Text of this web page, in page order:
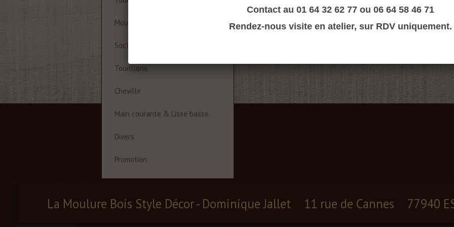
Moulures à cadre
Socles
Tourillons
Cheville
Main courante & Lisse basse
Divers
Promotion
La Moulure Bois Style Décor - Dominique Jallet 11 rue de Cannes 77940
Contact au 01 64 32 62 77 ou 06 64 58 46 71
Rendez-nous visite en atelier, sur RDV uniquement.